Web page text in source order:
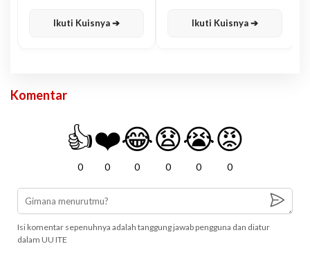
Ikuti Kuisnya ➔ Ikuti Kuisnya ➔
Komentar
👍
0
❤️
0
😂
0
😧
0
😭
0
😡
0
Isi komentar sepenuhnya adalah tanggung jawab pengguna dan diatur
dalam UU ITE